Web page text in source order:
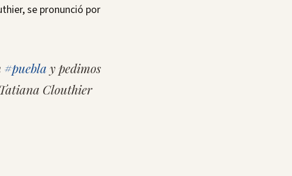
se pronunció por
#puebla y pedimos
Clouthier